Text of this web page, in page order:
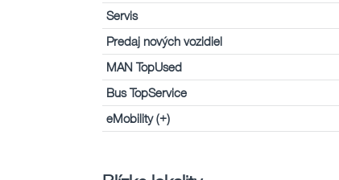
Servis
Predaj nových vozidiel
MAN TopUsed
Bus TopService
eMobility (+)